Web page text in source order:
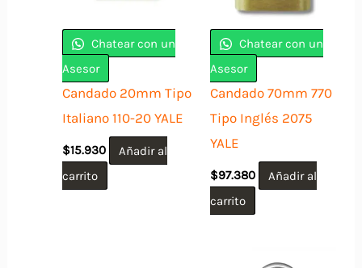
Chatear con un
Asesor
Candado 20mm Tipo
Italiano 110-20 YALE
$15.930
Añadir al
carrito
Chatear con un
Asesor
Candado 70mm 770
Tipo Inglés 2075
YALE
$97.380
Añadir al
carrito